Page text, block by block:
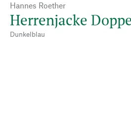
Hannes Roether
Herrenjacke
Dunkelblau